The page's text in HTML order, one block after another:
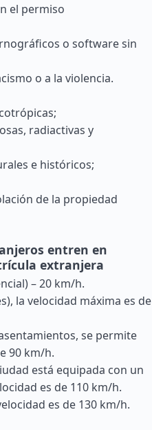
el permiso
o software sin
o a la violencia.
radiactivas y
e históricos;
de la propiedad
entren en
extranjera
– 20 km/h.
la velocidad máxima es de
se permite
90 km/h.
está equipada con un
es de 110 km/h.
es de 130 km/h.